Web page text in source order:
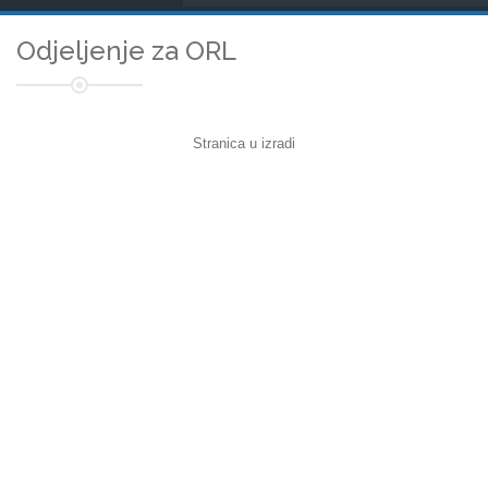
Odjeljenje za ORL
Stranica u izradi